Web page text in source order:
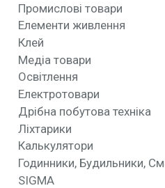
Промислові товари
Елементи живлення
Клей
Медіа товари
Освітлення
Електротовари
Дрібна побутова техніка
Ліхтарики
Калькулятори
Годинники, Будильники,
SIGMA